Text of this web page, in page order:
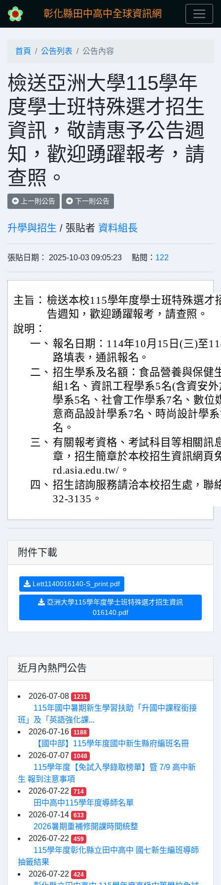
彰化縣田中高中全球資訊網
首頁 公告列表 公告內容
檢送亞洲大學115學年
度學士班特殊選才招生
資訊，敬請惠予公告週
知，歡迎踴躍報考，請
查照。
上一則公告 下一則公告
升學與招生 / 張貼者 資料組長
張貼日期： 2025-10-03 09:05:23 點閱： 122
主旨： 檢送本校115學年度學士班特殊選才
告週知，歡迎踴躍報考，請查照。
說明：
一、 報名日期：114年10月15日(三)至
路填表，通訊報名。
二、 招生學系及名額：食品營養與保健
組1名、資訊工程學系5名(含資安
學系5名、社會工作學系7名、數位
意商品設計學系7名、時尚設計學
名。
三、 有關報考資格、考試科目等相關訊
章，招生簡章於本校招生資訊網頁
rd.asia.edu.tw/。
四、 招生諮詢服務請洽本校招生處，聯
32-3135。
附件下載
Lett1140016140-S_print.pdf
亞洲大學115學年度學士班特殊選才招生資訊
016140.pdf
近月內熱門公告
2026-07-08 1231
115年國中暑期新生學習扶助「升國中課程銜接
班」及「英語強化課...
2026-07-16
1188
【國中部】115學年度國中新生縣府編班名冊
2026-07-07
1048
115學年度【免試入學錄取榜單】暨 7/9 高中新
生 報到注意事項
2026-07-22
714
田中高中115學年度導師名單
2026-07-14
633
2026暑期重補修開課時間統整
2026-07-22
459
115學年度彰化縣立田中高中 國七新生編班導師
抽籤結果
2026-07-22
424